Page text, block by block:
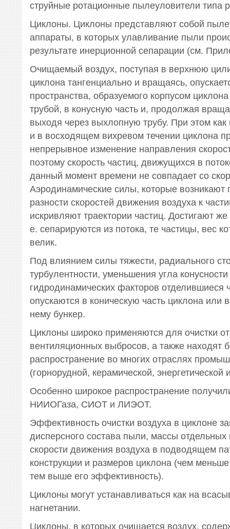
струйные ротационные пылеуловители типа
Циклоны. Циклоны представляют собой
аппараты, в которых улавливание пыли
результате инерционной сепарации (см.
Очищаемый воздух, поступая в верхнюю
циклона тангенциально и вращаясь,
пространства, образуемого корпусом
трубой, в конусную часть и, продолжая
выходя через выхлопную трубу. При этом
и в восходящем вихревом течении циклона
непрерывное изменение направления
поэтому скорость частиц, движущихся в
данный момент времени не совпадает со
Аэродинамические силы, которые возникают
разности скоростей движения воздуха к
искривляют траектории частиц. Достигают же
е. сепарируются из потока, те частицы, вес
велик.
Под влиянием силы тяжести, радиального
турбулентности, уменьшения угла
гидродинамических факторов отделившиеся
опускаются в коническую часть циклона или
нему бункер.
Циклоны широко применяются для очистки
вентиляционных выбросов, а также находят
распространение во многих отраслях
(горнорудной, керамической, энергетической
Особенно широкое распространение
НИИОГаза, СИОТ и ЛИЭОТ.
Эффективность очистки воздуха в циклоне
дисперсного состава пыли, массы
скорости движения воздуха в подводящем
конструкции и размеров циклона (чем
тем выше его эффективность).
Циклоны могут устанавливаться как на
нагнетании.
Циклоны, в которых очищается воздух,